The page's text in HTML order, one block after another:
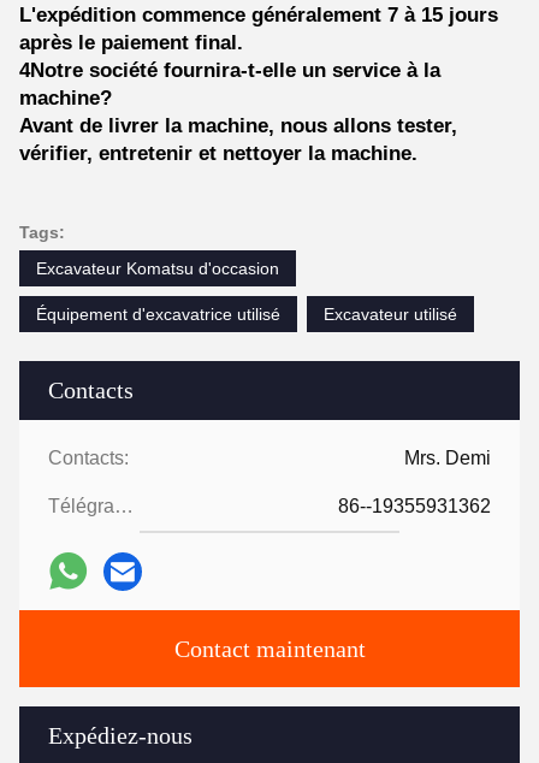
Contacts
Contacts: Mrs. Demi
Télégramme: 86--19355931362
Contact maintenant
Expédiez-nous
L'expédition commence généralement 7 à 15 jours
après le paiement final.
4Notre société fournira-t-elle un service à la
machine?
Avant de livrer la machine, nous allons tester,
vérifier, entretenir et nettoyer la machine.
Tags:
Excavateur Komatsu d'occasion
Équipement d'excavatrice utilisé Excavateur utilisé